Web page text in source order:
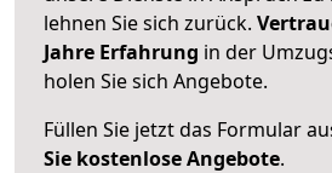
lehnen Sie sich zurück.
Jahre Erfahrung in der
holen Sie sich Angebote.
Füllen Sie jetzt das Formular
Sie kostenlose Angebote.